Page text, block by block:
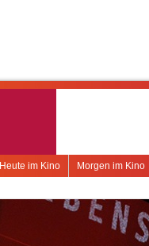
Morgen im Kino
Heute im Kino